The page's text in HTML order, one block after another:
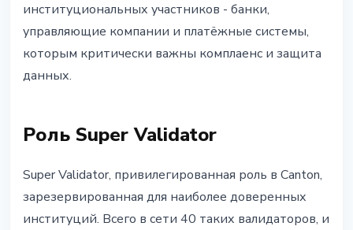
институциональных участников - банки,
управляющие компании и платёжные системы,
которым критически важны комплаенс и защита
данных.
Роль Super Validator
Super Validator, привилегированная роль в Canton,
зарезервированная для наиболее доверенных
институций. Всего в сети 40 таких валидаторов, и